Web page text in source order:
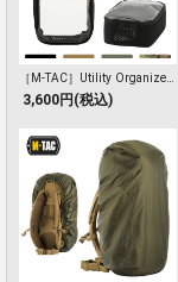
［M-TAC］Utility Organizer
Transparent Elite
3,600円(税込)